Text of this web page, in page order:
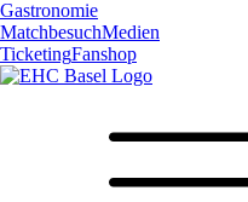
Gastronomie
MatchbesuchMedien
TicketingFanshop